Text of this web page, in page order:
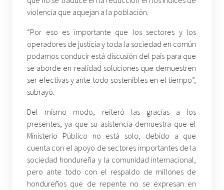
violencia que aquejan a la población.
“Por eso es importante que los sectores y los
operadores de justicia y toda la sociedad en común
podamos conducir está discusión del país para que
se aborde en realidad soluciones que demuestren
ser efectivas y ante todo sostenibles en el tiempo”,
subrayó.
Del mismo modo, reiteró las gracias a los
presentes, ya que su asistencia demuestra que el
Ministerio Público no está solo, debido a que
cuenta con el apoyo de sectores importantes de la
sociedad hondureña y la comunidad internacional,
pero ante todo con el respaldo de millones de
hondureños que de repente no se expresan en